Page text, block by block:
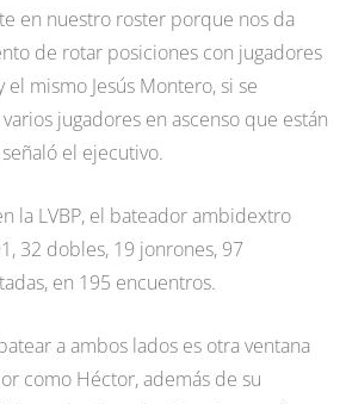
en nuestro roster porque nos da
de rotar posiciones con jugadores
mismo Jesús Montero, si se
jugadores en ascenso que están
el ejecutivo.
la LVBP, el bateador ambidextro
32 dobles, 19 jonrones, 97
en 195 encuentros.
a ambos lados es otra ventana
como Héctor, además de su